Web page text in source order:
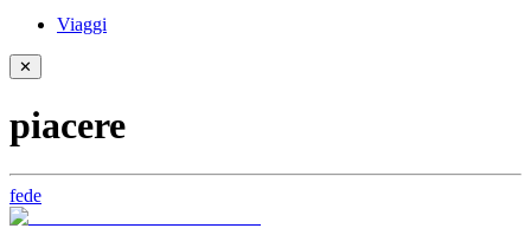
Viaggi
✕
piacere
fede